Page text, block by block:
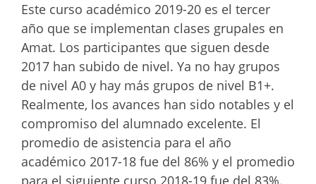
Este curso académico 2019-20 es el tercer
año que se implementan clases grupales en
Amat. Los participantes que siguen desde
2017 han subido de nivel. Ya no hay grupos
de nivel A0 y hay más grupos de nivel B1+.
Realmente, los avances han sido notables y el
compromiso del alumnado excelente. El
promedio de asistencia para el año
académico 2017-18 fue del 86% y el promedio
para el siguiente curso 2018-19 fue del 83%.